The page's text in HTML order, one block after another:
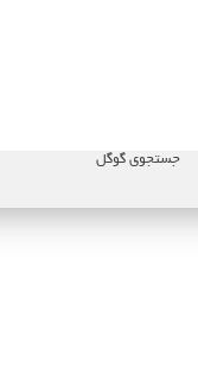
جستجوی گوگل